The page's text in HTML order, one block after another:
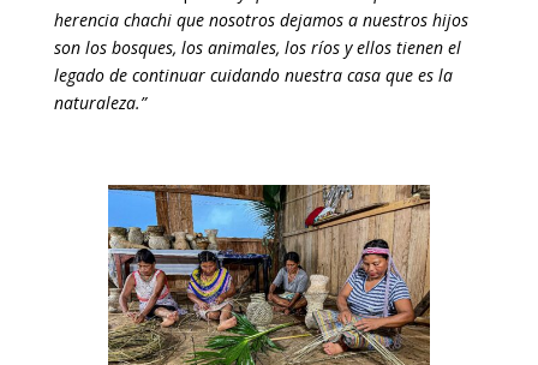
herencia chachi que nosotros dejamos a nuestros hijos
son los bosques, los animales, los ríos y ellos tienen el
legado de continuar cuidando nuestra casa que es la
naturaleza.”